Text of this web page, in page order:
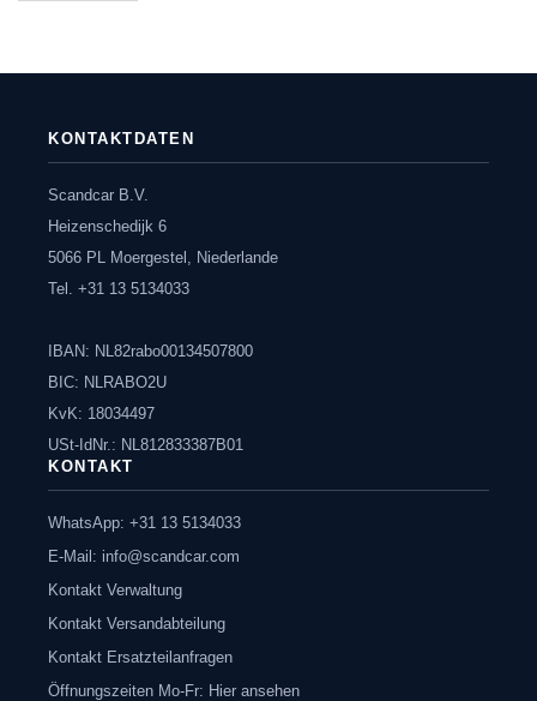
KONTAKTDATEN
Scandcar B.V.
Heizenschedijk 6
5066 PL Moergestel, Niederlande
Tel. +31 13 5134033
IBAN: NL82rabo00134507800
BIC: NLRABO2U
KvK: 18034497
USt-IdNr.: NL812833387B01
KONTAKT
WhatsApp: +31 13 5134033
E-Mail: info@scandcar.com
Kontakt Verwaltung
Kontakt Versandabteilung
Kontakt Ersatzteilanfragen
Öffnungszeiten Mo-Fr: Hier ansehen